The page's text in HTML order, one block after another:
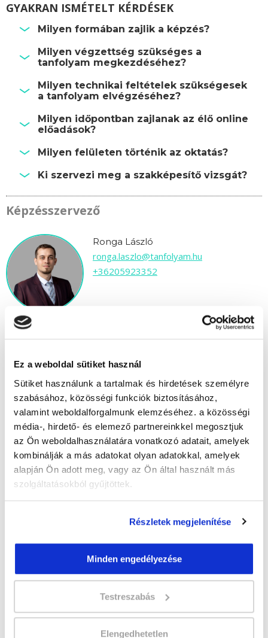
Ez a weboldal sütiket használ
Sütiket használunk a tartalmak és hirdetések személyre
szabásához, közösségi funkciók biztosításához,
valamint weboldalforgalmunk elemzéséhez. a közösségi
média-, hirdető- és elemező partnereinkkel megosztjuk
az Ön weboldalhasználatára vonatkozó adatait, amelyek
kombinálják a más adatokat olyan adatokkal, amelyek
alapján Ön adott meg, vagy az Ön által használt más
szolgáltatásokból gyűjtöttek.
Részletek megjelenítése
Minden engedélyezése
Testreszabás
Elengedhetetlen
GYAKRAN ISMÉTELT KÉRDÉSEK
Milyen formában zajlik a képzés?
Milyen végzettség szükséges a
tanfolyam megkezdéséhez?
Milyen technikai feltételek szükségesek
a tanfolyam elvégzéséhez?
Milyen időpontban zajlanak az élő online
előadások?
Milyen felületen történik az oktatás?
Ki szervezi meg a szakképesítő vizsgát?
Képzésszervező
Ronga László
ronga.laszlo@tanfolyam.hu
+36205923352
" J " csoport
Időtartam:3-4 hónap
Indulás időpontja:2026-09-19
Képzés ára:75 000 Ft
egyösszegű befizetés esetén
Vizsgadíj:65 000 Ft
Vizsgadíj várható összege
Jelentkezem!
Ingatlanközvetítő